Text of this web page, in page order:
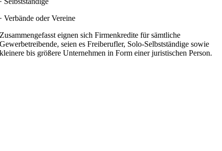
· Verbände oder Vereine
Zusammengefasst eignen sich Firmenkredite für sämtliche
Gewerbetreibende, seien es Freiberufler, Solo-Selbstständige sowie
kleinere bis größere Unternehmen in Form einer juristischen Person.